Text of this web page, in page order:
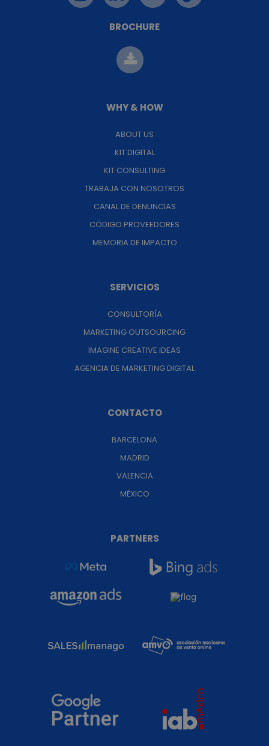
BROCHURE
WHY & HOW
ABOUT US
KIT DIGITAL
KIT CONSULTING
TRABAJA CON NOSOTROS
CANAL DE DENUNCIAS
CÓDIGO PROVEEDORES
MEMORIA DE IMPACTO
SERVICIOS
CONSULTORÍA
MARKETING OUTSOURCING
IMAGINE CREATIVE IDEAS
AGENCIA DE MARKETING DIGITAL
CONTACTO
BARCELONA
MADRID
VALENCIA
MÉXICO
PARTNERS